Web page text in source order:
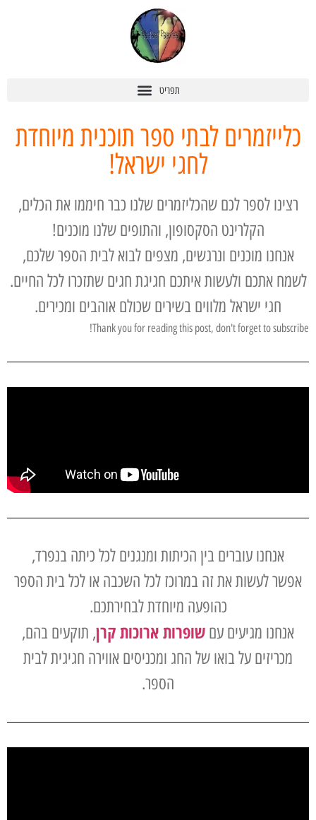
כלייזמרים לבתי ספר תוכנית מיוחדת
לחגי ישראל!
רצינו לספר לכם שהכליזמרים שלנו כבר חיממו את הכלים,
הקלרינט הסקסופון, והתופים שלנו מוכנים!
אנחנו מוכנים ונרגשים, מצפים לבוא לבית הספר שלכם,
לשמח אתכם ולעשות איתכם חגיגת חגים שתזכרו לכל החיים.
חגי ישראל מלווים בשירים שכולם אוהבים ומכירים.
Thank you for reading this post, don't forget to subscribe!
אנחנו עוברים בין הכיתות ומנגנים לכל כיתה בנפרד,
אפשר לעשות את זה במרוכז לכל השכבה או לכל בית הספר
כהופעה מיוחדת לבחירתכם.
אנחנו מגיעים עם שופרות ארוכות קרן, תוקעים בהם,
מכריזים על בואו של החג ומכניסים אווירה חגיגית לבית
הספר.